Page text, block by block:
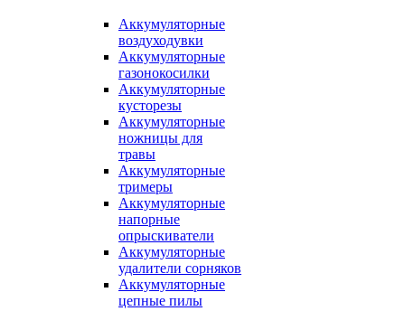
Аккумуляторные
воздуходувки
Аккумуляторные
газонокосилки
Аккумуляторные
кусторезы
Аккумуляторные
ножницы для
травы
Аккумуляторные
тримеры
Аккумуляторные
напорные
опрыскиватели
Аккумуляторные
удалители сорняков
Аккумуляторные
цепные пилы